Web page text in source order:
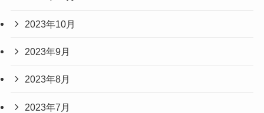
2023年10月
2023年9月
2023年8月
2023年7月